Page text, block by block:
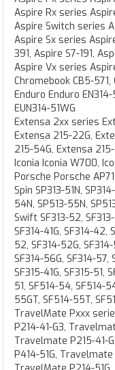
Aspire Rx series
Aspire Switch series
Aspire Sx series
391, Aspire S7-191,
Aspire Vx series
Chromebook CB5-571,
Enduro Enduro EN314-
EUN314-51WG
Extensa 2xx series
Extensa 215-22G,
215-54G, Extensa
Iconia Iconia W700,
Porsche Porsche
Spin SP313-51N,
54N, SP513-55N,
Swift SF313-52,
SF314-41G, SF314-42,
52, SF314-52G,
SF314-56G, SF314-57,
SF315-41G, SF315-51,
51, SF514-54, SF514-
55GT, SF514-55T,
TravelMate Pxxx
P214-41-G3,
Travelmate P215-41-
P414-51G,